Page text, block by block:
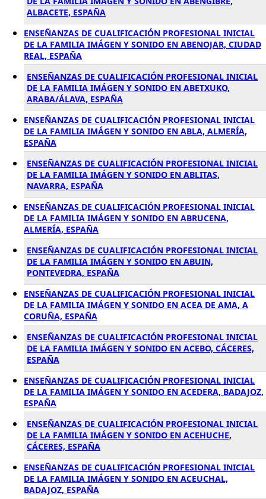
ALBACETE, ESPAÑA
ENSEÑANZAS DE CUALIFICACIÓN PROFESIONAL INICIAL
DE LA FAMILIA IMÁGEN Y SONIDO EN ABENOJAR, CIUDAD
REAL, ESPAÑA
ENSEÑANZAS DE CUALIFICACIÓN PROFESIONAL INICIAL
DE LA FAMILIA IMÁGEN Y SONIDO EN ABETXUKO,
ARABA/ÁLAVA, ESPAÑA
ENSEÑANZAS DE CUALIFICACIÓN PROFESIONAL INICIAL
DE LA FAMILIA IMÁGEN Y SONIDO EN ABLA, ALMERÍA,
ESPAÑA
ENSEÑANZAS DE CUALIFICACIÓN PROFESIONAL INICIAL
DE LA FAMILIA IMÁGEN Y SONIDO EN ABLITAS,
NAVARRA, ESPAÑA
ENSEÑANZAS DE CUALIFICACIÓN PROFESIONAL INICIAL
DE LA FAMILIA IMÁGEN Y SONIDO EN ABRUCENA,
ALMERÍA, ESPAÑA
ENSEÑANZAS DE CUALIFICACIÓN PROFESIONAL INICIAL
DE LA FAMILIA IMÁGEN Y SONIDO EN ABUIN,
PONTEVEDRA, ESPAÑA
ENSEÑANZAS DE CUALIFICACIÓN PROFESIONAL INICIAL
DE LA FAMILIA IMÁGEN Y SONIDO EN ACEA DE AMA, A
CORUÑA, ESPAÑA
ENSEÑANZAS DE CUALIFICACIÓN PROFESIONAL INICIAL
DE LA FAMILIA IMÁGEN Y SONIDO EN ACEBO, CÁCERES,
ESPAÑA
ENSEÑANZAS DE CUALIFICACIÓN PROFESIONAL INICIAL
DE LA FAMILIA IMÁGEN Y SONIDO EN ACEDERA, BADAJOZ,
ESPAÑA
ENSEÑANZAS DE CUALIFICACIÓN PROFESIONAL INICIAL
DE LA FAMILIA IMÁGEN Y SONIDO EN ACEHUCHE,
CÁCERES, ESPAÑA
ENSEÑANZAS DE CUALIFICACIÓN PROFESIONAL INICIAL
DE LA FAMILIA IMÁGEN Y SONIDO EN ACEUCHAL,
BADAJOZ, ESPAÑA